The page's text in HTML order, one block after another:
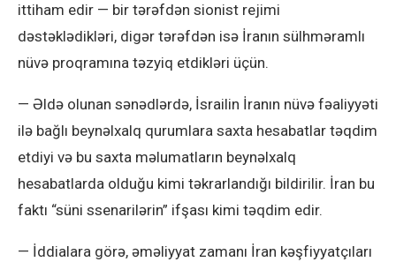
ittiham edir — bir tərəfdən sionist rejimi
dəstəklədikləri, digər tərəfdən isə İranın sülhməramlı
nüvə proqramına təzyiq etdikləri üçün.
— Əldə olunan sənədlərdə, İsrailin İranın nüvə fəaliyyəti
ilə bağlı beynəlxalq qurumlara saxta hesabatlar təqdim
etdiyi və bu saxta məlumatların beynəlxalq
hesabatlarda olduğu kimi təkrarlandığı bildirilir. İran bu
faktı “süni ssenarilərin” ifşası kimi təqdim edir.
— İddialara görə, əməliyyat zamanı İran kəşfiyyatçıları